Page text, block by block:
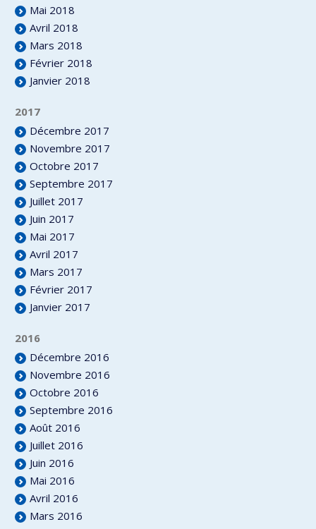
Mai 2018
Avril 2018
Mars 2018
Février 2018
Janvier 2018
2017
Décembre 2017
Novembre 2017
Octobre 2017
Septembre 2017
Juillet 2017
Juin 2017
Mai 2017
Avril 2017
Mars 2017
Février 2017
Janvier 2017
2016
Décembre 2016
Novembre 2016
Octobre 2016
Septembre 2016
Août 2016
Juillet 2016
Juin 2016
Mai 2016
Avril 2016
Mars 2016